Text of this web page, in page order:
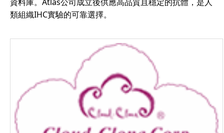
類組織IHC實驗的可靠選擇。